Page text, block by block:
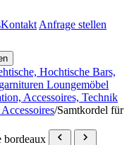
Kontakt Anfrage stellen
Hochtische Bars,
Loungemöbel
Accessoires, Technik
/Samtkordel für